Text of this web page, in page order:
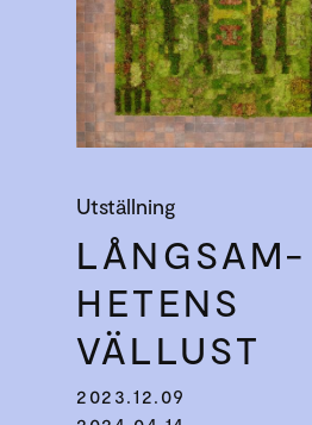
Utställning
LÅNGSAM­
HETENS
VÄLLUST
2023.12.09